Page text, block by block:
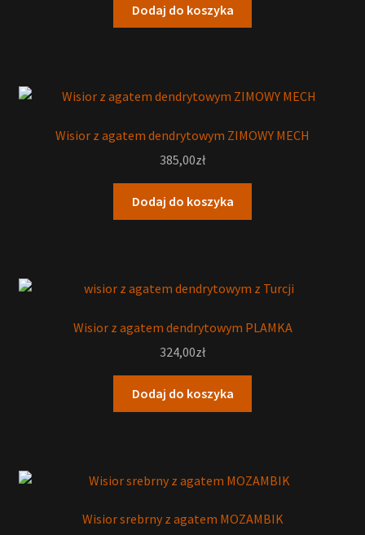
Dodaj do koszyka
Wisior z agatem dendrytowym ZIMOWY MECH
385,00zł
Dodaj do koszyka
Wisior z agatem dendrytowym PLAMKA
324,00zł
Dodaj do koszyka
Wisior srebrny z agatem MOZAMBIK